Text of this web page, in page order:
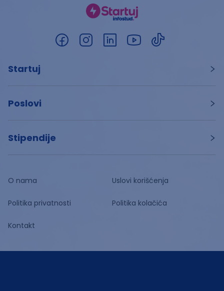
Startuj
Poslovi
Stipendije
O nama Uslovi korišćenja
Politika privatnosti Politika kolačića
Kontakt